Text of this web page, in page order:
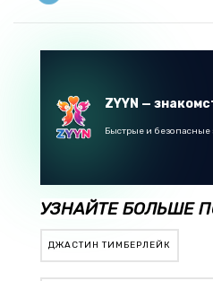
УЗНАЙТЕ БОЛЬШЕ
ДЖАСТИН ТИМБЕРЛЕЙК